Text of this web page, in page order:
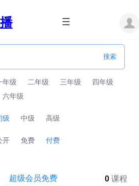
年级 二年级 三年级
四年级
六年级
级 中级 高级
开 免费 付费
超级会员免费 0 课程